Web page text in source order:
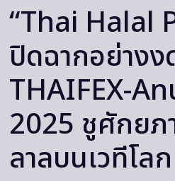
“Thai Halal
ปิดฉากอย่างง
THAIFEX-
2025 ชูศักยภ
ลาลบนเวทีโลก